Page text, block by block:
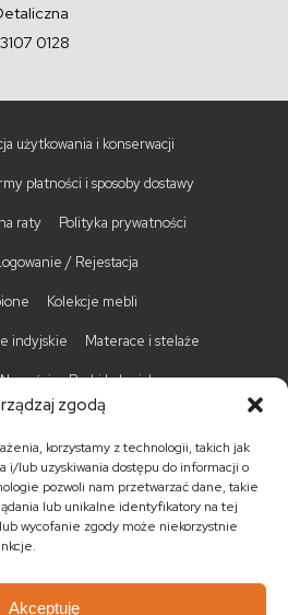
zgodą
korzystamy z technologii, takich jak
i/lub uzyskiwania dostępu do informacji o
pozwoli nam przetwarzać dane, takie
lub unikalne identyfikatory na tej
wycofanie zgody może niekorzystnie
Akceptuję
0128
użytkowania i konserwacji
płatności i sposoby dostawy
raty Polityka prywatności
/ Rejestacja
Kolekcje mebli
indyjskie Materace i stelaże
Nowości Barki kolonialne
kolonialne Krzesła kolonialne
Łóżka kolonialne
kolonialne Regały kolonialne
Stoliki nocne